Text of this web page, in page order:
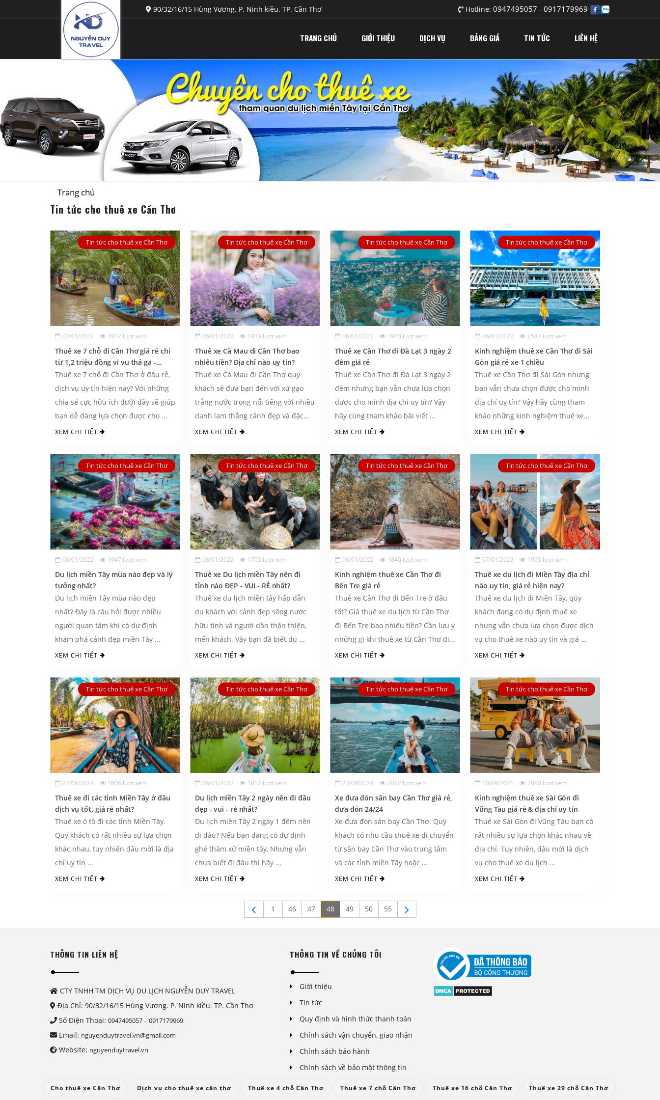
90/32/16/15 Hùng Vương. P. Ninh kiều. TP. Cần Thơ Hotline: 0947495057 - 0917179969
TRANG CHỦ GIỚI THIỆU DỊCH VỤ BẢNG GIÁ TIN TỨC LIÊN HỆ
Trang chủ
Tin tức cho thuê xe Cần Thơ
Tin tức cho thuê xe Cần Thơ
07/01/2022 1917 lượt xem
Thuê xe 7 chỗ đi Cần Thơ giá rẻ chỉ
từ 1,2 triệu đồng vi vu thả ga -
Nguyễn Duy Travel
Thuê xe 7 chỗ đi Cần Thơ ở đâu rẻ,
dịch vụ uy tín hiện nay? Với những
chia sẻ cực hữu ích dưới đây sẽ giúp
bạn dễ dàng lựa chọn được cho ...
XEM CHI TIẾT
Tin tức cho thuê xe Cần Thơ
06/01/2022 1933 lượt xem
Thuê xe Cà Mau đi Cần Thơ bao
nhiêu tiền? Địa chỉ nào uy tín?
Thuê xe Cà Mau đi Cần Thơ quý
khách sẽ đưa bạn đến với xứ gạo
trắng nước trong nổi tiếng với nhiều
danh lam thắng cảnh đẹp và đặc
sản ngon nức ...
XEM CHI TIẾT
Tin tức cho thuê xe Cần Thơ
06/01/2022 1973 lượt xem
Thuê xe Cần Thơ đi Đà Lạt 3 ngày 2
đêm giá rẻ
Thuê xe Cần Thơ đi Đà Lạt 3 ngày 2
đêm nhưng bạn vẫn chưa lựa chọn
được cho mình địa chỉ uy tín? Vậy
hãy cùng tham khảo bài viết ...
XEM CHI TIẾT
Tin tức cho thuê xe Cần Thơ
06/01/2022 2587 lượt xem
Kinh nghiệm thuê xe Cần Thơ đi Sài
Gòn giá rẻ xe 1 chiều
Thuê xe Cần Thơ đi Sài Gòn nhưng
bạn vẫn chưa chọn được cho mình
địa chỉ uy tín? Vậy hãy cùng tham
khảo những kinh nghiệm thuê xe
Cần Thơ đi ...
XEM CHI TIẾT
Tin tức cho thuê xe Cần Thơ
06/01/2022 1947 lượt xem
Du lịch miền Tây mùa nào đẹp và lý
tưởng nhất?
Du lịch miền Tây mùa nào đẹp
nhất? Đây là câu hỏi được nhiều
người quan tâm khi có dự định
khám phá cảnh đẹp miền Tây ...
XEM CHI TIẾT
Tin tức cho thuê xe Cần Thơ
06/01/2022 1755 lượt xem
Thuê xe Du lịch miền Tây nên đi
tỉnh nào ĐẸP - VUI - RẺ nhất?
Thuê xe du lịch miền tây hấp dẫn
du khách với cảnh đẹp sông nước
hữu tình và người dân thân thiện,
mến khách. Vậy bạn đã biết du ...
XEM CHI TIẾT
Tin tức cho thuê xe Cần Thơ
06/01/2022 1840 lượt xem
Kinh nghiệm thuê xe Cần Thơ đi
Bến Tre giá rẻ
Thuê xe Cần Thơ đi Bến Tre ở đâu
tốt? Giá thuê xe du lịch từ Cần Thơ
đi Bến Tre bao nhiêu tiền? Cần lưu ý
những gì khi thuê xe từ Cần Thơ đi
...
XEM CHI TIẾT
Tin tức cho thuê xe Cần Thơ
07/01/2022 1955 lượt xem
Thuê xe du lịch đi Miền Tây địa chỉ
nào uy tín, giá rẻ hiện nay?
Thuê xe du lịch đi Miền Tây, qúy
khách đang có dự định thuê xe
nhưng vẫn chưa lựa chọn được dịch
vụ cho thuê xe nào uy tín và giá ...
XEM CHI TIẾT
Tin tức cho thuê xe Cần Thơ
27/06/2024 1806 lượt xem
Thuê xe đi các tỉnh Miền Tây ở đâu
dịch vụ tốt, giá rẻ nhất?
Thuê xe ô tô đi các tỉnh Miền Tây.
Quý khách có rất nhiều sự lựa chọn
khác nhau, tuy nhiên đâu mới là địa
chỉ uy tín ...
XEM CHI TIẾT
Tin tức cho thuê xe Cần Thơ
06/01/2022 1812 lượt xem
Du lịch miền Tây 2 ngày nên đi đâu
đẹp - vui - rẻ nhất?
Du lịch miền Tây 2 ngày 1 đêm nên
đi đâu? Nếu bạn đang có dự định
ghé thăm xứ miền tây, Nhưng vẫn
chưa biết đi đâu thì hãy ...
XEM CHI TIẾT
Tin tức cho thuê xe Cần Thơ
23/08/2024 2052 lượt xem
Xe đưa đón sân bay Cần Thơ giá rẻ,
đưa đón 24/24
Xe đưa đón sân bay Cần Thơ. Quý
khách có nhu cầu thuê xe di chuyển
từ sân bay Cần Thơ vào trung tâm
và các tỉnh miền Tây hoặc ...
XEM CHI TIẾT
Tin tức cho thuê xe Cần Thơ
10/09/2025 2090 lượt xem
Kinh nghiệm thuê xe Sài Gòn đi
Vũng Tàu giá rẻ & địa chỉ uy tín
Thuê xe Sài Gòn đi Vũng Tàu bạn có
rất nhiều sự lựa chọn khác nhau về
địa chỉ. Tuy nhiên, đâu mới là dịch
vụ cho thuê xe du lịch ...
XEM CHI TIẾT
1 46 47 48 49 50 55
THÔNG TIN LIÊN HỆ
CTY TNHH TM DỊCH VỤ DU LỊCH NGUYỄN DUY TRAVEL
Địa Chỉ: 90/32/16/15 Hùng Vương. P. Ninh kiều. TP. Cần Thơ
Số Điện Thoại: 0947495057 - 0917179969
Email: nguyenduytravel.vn@gmail.com
Website: nguyenduytravel.vn
THÔNG TIN VỀ CHÚNG TÔI
Giới thiệu
Tin tức
Quy định và hình thức thanh toán
Chính sách vận chuyển, giao nhận
Chính sách bảo hành
Chính sách về bảo mật thông tin
Cho thuê xe Cần Thơ Dịch vụ cho thuê xe cần thơ Thuê xe 4 chỗ Cần Thơ Thuê xe 7 chỗ Cần Thơ Thuê xe 16 chỗ Cần Thơ Thuê xe 29 chỗ Cần Thơ